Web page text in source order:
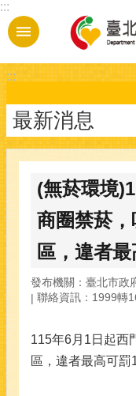
跳到主要內容區塊
:::
:::
最新消息
(無菸環境
商圈禁菸
區，違者最
發布機關：臺北市政
聯絡資訊：1999轉
115年6月1日起西
區，違者最高可罰